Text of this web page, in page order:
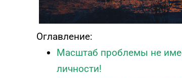
Оглавление:
Масштаб проблемы не
личности!